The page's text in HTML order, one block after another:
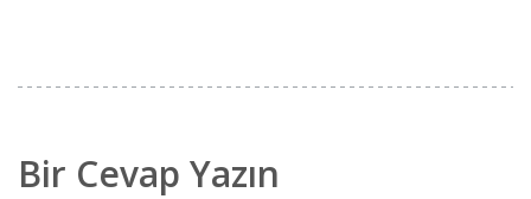
Bir Cevap Yazın